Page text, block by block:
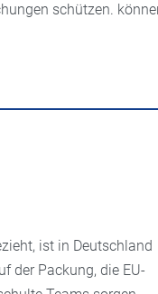
schützen.
ist in Deutschland
der Packung, die EU-